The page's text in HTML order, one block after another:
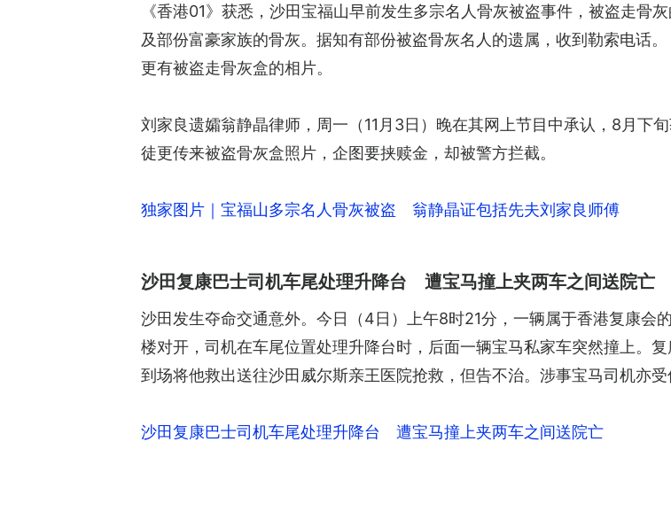
《香港01》获悉，沙田宝福山早前发生多宗名人骨灰被盗事件，被盗走骨
及部份富豪家族的骨灰。据知有部份被盗骨灰名人的遗属，收到勒索电话
更有被盗走骨灰盒的相片。
刘家良遗孀翁静晶律师，周一（11月3日）晚在其网上节目中承认，8月下
徒更传来被盗骨灰盒照片，企图要挟赎金，却被警方拦截。
独家图片｜宝福山多宗名人骨灰被盗 翁静晶证包括先夫刘家良师傅
沙田复康巴士司机车尾处理升降台 遭宝马撞上夹两车之间送院亡
沙田发生夺命交通意外。今日（4日）上午8时21分，一辆属于香港复康会
楼对开，司机在车尾位置处理升降台时，后面一辆宝马私家车突然撞上。
到场将他救出送往沙田威尔斯亲王医院抢救，但告不治。涉事宝马司机亦受
沙田复康巴士司机车尾处理升降台 遭宝马撞上夹两车之间送院亡